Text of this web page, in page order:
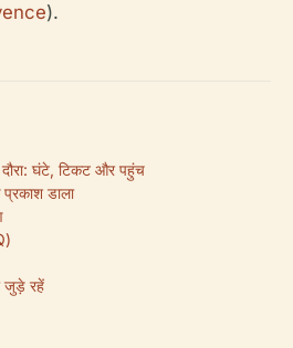
).
घंटे, टिकट और पहुंच
डाला
जुड़े रहें